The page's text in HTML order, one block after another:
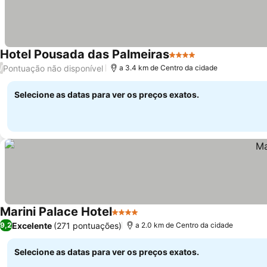
Hotel Pousada das Palmeiras4 Estrelas
/Pontuação não disponível a 3.4 km de Centro da cidade
Selecione as datas para ver os preços exatos.
Marini Palace Hotel4 Estrelas
9,2Excelente (271 pontuações) a 2.0 km de Centro da cidade
Selecione as datas para ver os preços exatos.